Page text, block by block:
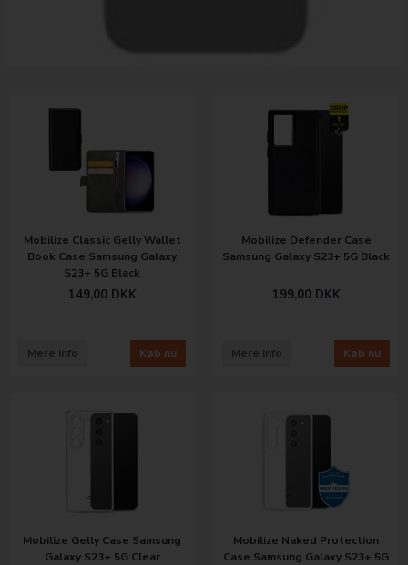
Mobilize Classic Gelly Wallet
Book Case Samsung Galaxy
S23+ 5G Black
149,00 DKK
Køb nu
Mere info
Mobilize Defender Case
Samsung Galaxy S23+ 5G Black
199,00 DKK
Køb nu
Mere info
Mobilize Gelly Case Samsung
Galaxy S23+ 5G Clear
Mobilize Naked Protection
Case Samsung Galaxy S23+ 5G